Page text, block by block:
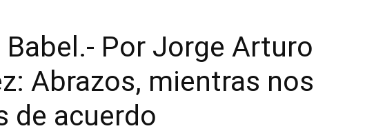
Babel.- Por Jorge Arturo
Abrazos, mientras nos
de acuerdo